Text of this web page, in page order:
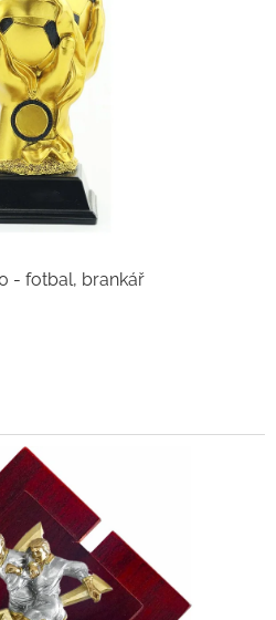
- fotbal, brankář